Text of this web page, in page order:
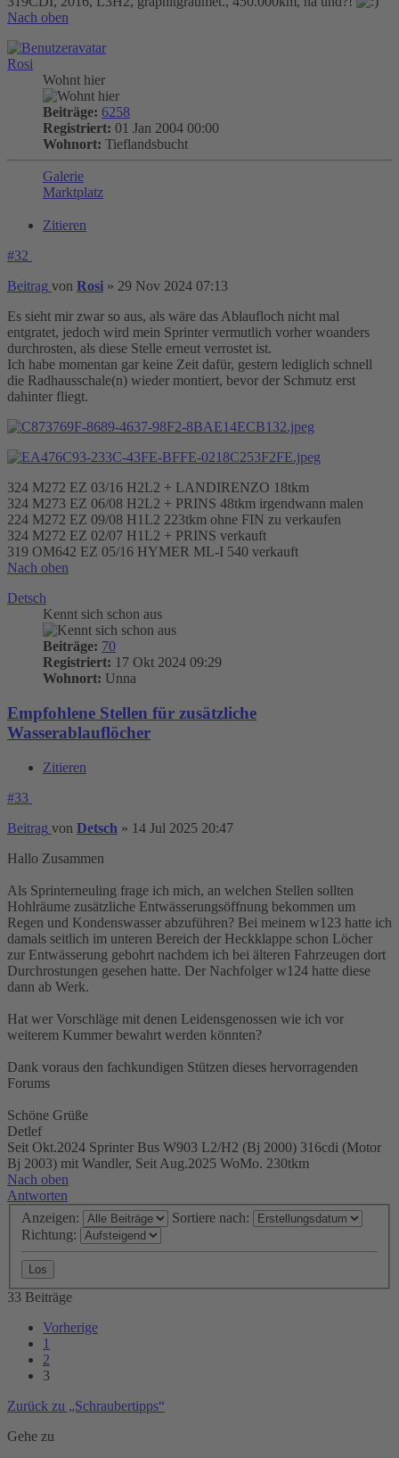
Nach oben
Rosi
Wohnt hier
Beiträge: 6258
Registriert: 01 Jan 2004 00:00
Wohnort: Tieflandsbucht
Galerie
Marktplatz
Zitieren
#32
Beitrag von Rosi » 29 Nov 2024 07:13
Es sieht mir zwar so aus, als wäre das Ablaufloch nicht mal
entgratet, jedoch wird mein Sprinter vermutlich vorher woanders
durchrosten, als diese Stelle erneut verrostet ist.
Ich habe momentan gar keine Zeit dafür, gestern lediglich schnell
die Radhausschale(n) wieder montiert, bevor der Schmutz erst
dahinter fliegt.
324 M272 EZ 03/16 H2L2 + LANDIRENZO 18tkm
324 M273 EZ 06/08 H2L2 + PRINS 48tkm irgendwann malen
224 M272 EZ 09/08 H1L2 223tkm ohne FIN zu verkaufen
324 M272 EZ 02/07 H1L2 + PRINS verkauft
319 OM642 EZ 05/16 HYMER ML-I 540 verkauft
Nach oben
Detsch
Kennt sich schon aus
Beiträge: 70
Registriert: 17 Okt 2024 09:29
Wohnort: Unna
Empfohlene Stellen für zusätzliche
Wasserablauflöcher
Zitieren
#33
Beitrag von Detsch » 14 Jul 2025 20:47
Hallo Zusammen
Als Sprinterneuling frage ich mich, an welchen Stellen sollten
Hohlräume zusätzliche Entwässerungsöffnung bekommen um
Regen und Kondenswasser abzuführen? Bei meinem w123 hatte ich
damals seitlich im unteren Bereich der Heckklappe schon Löcher
zur Entwässerung gebohrt nachdem ich bei älteren Fahrzeugen dort
Durchrostungen gesehen hatte. Der Nachfolger w124 hatte diese
dann ab Werk.
Hat wer Vorschläge mit denen Leidensgenossen wie ich vor
weiterem Kummer bewahrt werden könnten?
Dank voraus den fachkundigen Stützen dieses hervorragenden
Forums
Schöne Grüße
Detlef
Seit Okt.2024 Sprinter Bus W903 L2/H2 (Bj 2000) 316cdi (Motor
Bj 2003) mit Wandler, Seit Aug.2025 WoMo. 230tkm
Nach oben
Antworten
Anzeigen:
Sortiere nach:
Richtung:
33 Beiträge
Vorherige
1
2
3
Zurück zu „Schraubertipps“
Gehe zu